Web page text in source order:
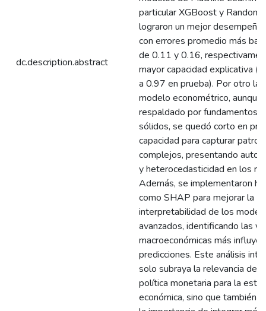
dc.description.abstract
particular XGBoost y Random
lograron un mejor desempeño
con errores promedio más
de 0.11 y 0.16,
mayor capacidad explicativa
a 0.97 en prueba). Por otro
modelo econométrico, aunque
respaldado por fundamentos
sólidos, se quedó corto en
capacidad para capturar
complejos, presentando
y heterocedasticidad en los
Además, se implementaron
como SHAP para mejorar la
interpretabilidad de los
avanzados, identificando las
macroeconómicas más
predicciones. Este análisis
solo subraya la relevancia de
política monetaria para la
económica, sino que también